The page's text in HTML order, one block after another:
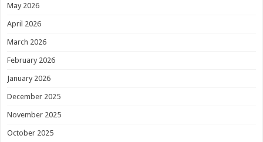
May 2026
April 2026
March 2026
February 2026
January 2026
December 2025
November 2025
October 2025